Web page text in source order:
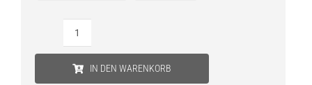
IN DEN WARENKORB